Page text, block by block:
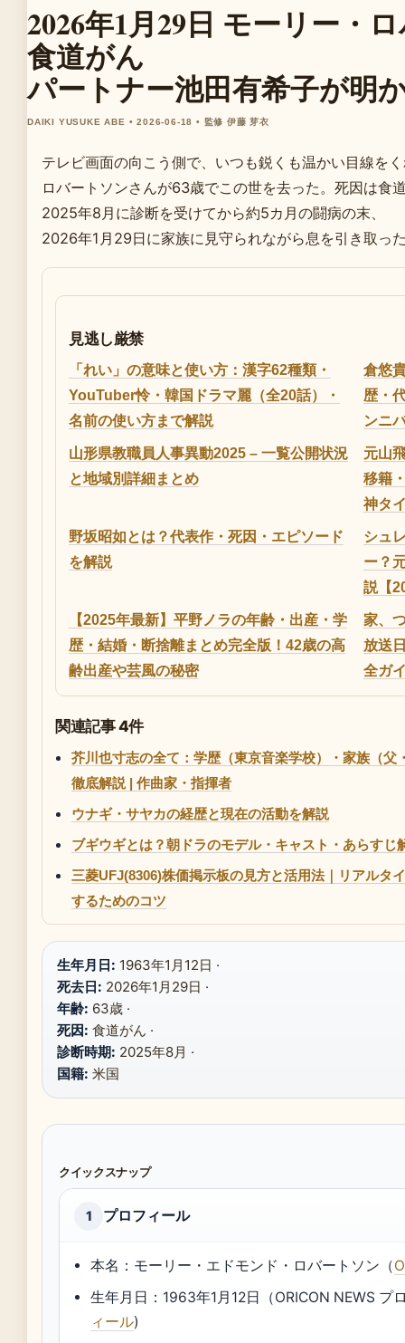
2026年1月29日 モーリー・
食道がん
パートナー池田有希子が明
DAIKI YUSUKE ABE • 2026-06-18 • 監修 伊藤 芽衣
テレビ画面の向こう側で、いつも鋭くも温かい目線を
ロバートソンさんが63歳でこの世を去った。死因は食
2025年8月に診断を受けてから約5カ月の闘病の末、
2026年1月29日に家族に見守られながら息を引き取っ
見逃し厳禁
「れい」の意味と使い方：漢字62種類・
YouTuber怜・韓国ドラマ麗（全20話）・
名前の使い方まで解説
倉悠
歴・
ンニ
山形県教職員人事異動2025 – 一覧公開状況
と地域別詳細まとめ
元山
移籍
神タ
野坂昭如とは？代表作・死因・エピソード
を解説
シュ
ー？
説【
【2025年最新】平野ノラの年齢・出産・学
歴・結婚・断捨離まとめ完全版！42歳の高
齢出産や芸風の秘密
家、
放送
全ガ
関連記事 4件
芥川也寸志の全て：学歴（東京音楽学校）・家族（
徹底解説 | 作曲家・指揮者
ウナギ・サヤカの経歴と現在の活動を解説
ブギウギとは？朝ドラのモデル・キャスト・あらすじ
三菱UFJ(8306)株価掲示板の見方と活用法｜リアルタ
するためのコツ
生年月日: 1963年1月12日 ·
死去日: 2026年1月29日 ·
年齢: 63歳 ·
死因: 食道がん ·
診断時期: 2025年8月 ·
国籍: 米国
クイックスナップ
1 プロフィール
本名：モーリー・エドモンド・ロバートソン（
生年月日：1963年1月12日（ORICON NEWS プ
ィール)